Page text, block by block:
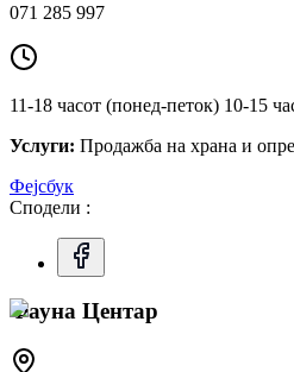
071 285 997
11-18 часот (понед-петок) 10-15
Услуги: Продажба на храна и
Фејсбук
Сподели :
Фауна Центар